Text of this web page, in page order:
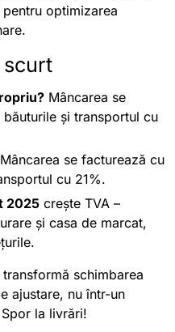
optimizarea
scurt
Mâncarea se
și transportul cu
Mâncarea se facturează cu
cu 21%.
2025 crește TVA –
și casa de marcat,
schimbarea
ajustare, nu într-un
la livrări!